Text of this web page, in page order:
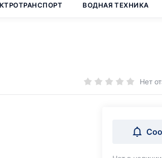
ВОДНАЯ ТЕХНИКА
Нет